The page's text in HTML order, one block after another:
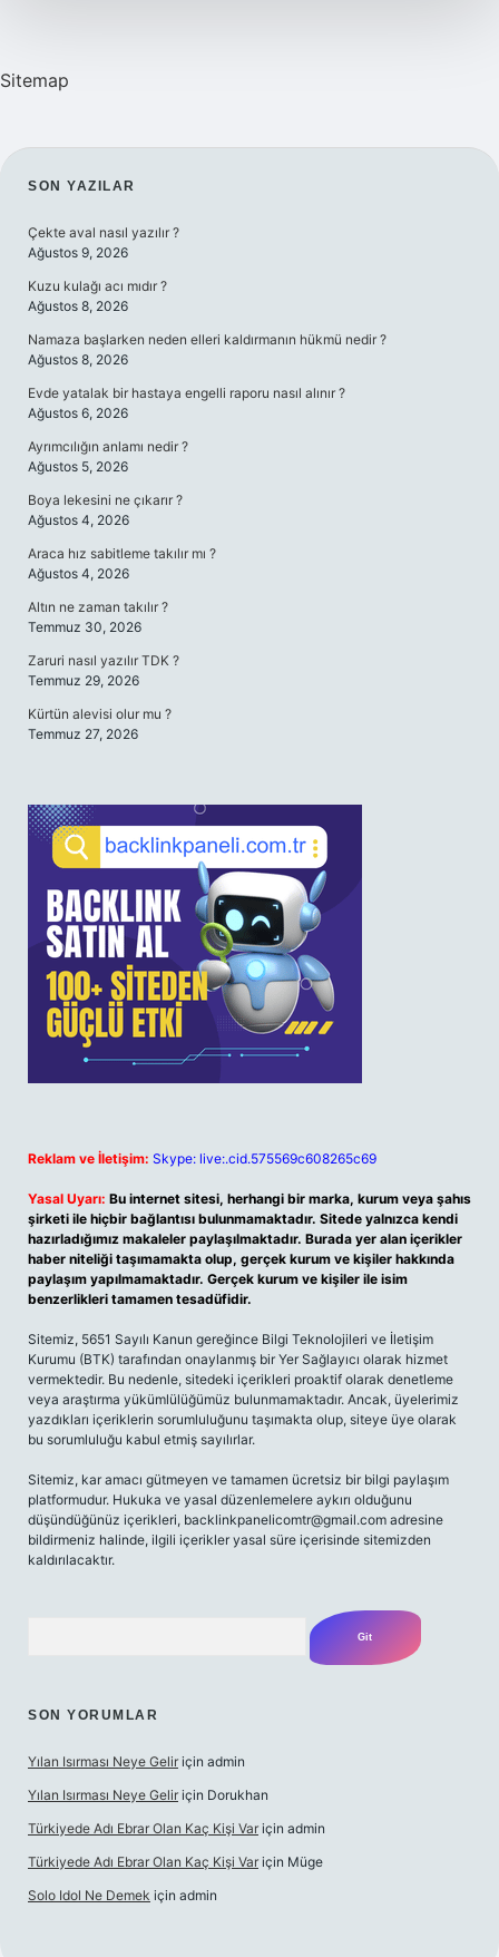
Sitemap
SIDEBAR
SON YAZILAR
Çekte aval nasıl yazılır ?
Ağustos 9, 2026
Kuzu kulağı acı mıdır ?
Ağustos 8, 2026
Namaza başlarken neden elleri kaldırmanın hükmü nedir ?
Ağustos 8, 2026
Evde yatalak bir hastaya engelli raporu nasıl alınır ?
Ağustos 6, 2026
Ayrımcılığın anlamı nedir ?
Ağustos 5, 2026
Boya lekesini ne çıkarır ?
Ağustos 4, 2026
Araca hız sabitleme takılır mı ?
Ağustos 4, 2026
Altın ne zaman takılır ?
Temmuz 30, 2026
Zaruri nasıl yazılır TDK ?
Temmuz 29, 2026
Kürtün alevisi olur mu ?
Temmuz 27, 2026
Reklam ve İletişim: Skype: live:.cid.575569c608265c69
Yasal Uyarı: Bu internet sitesi, herhangi bir marka, kurum veya şahıs
şirketi ile hiçbir bağlantısı bulunmamaktadır. Sitede yalnızca kendi
hazırladığımız makaleler paylaşılmaktadır. Burada yer alan içerikler
haber niteliği taşımamakta olup, gerçek kurum ve kişiler hakkında
paylaşım yapılmamaktadır. Gerçek kurum ve kişiler ile isim
benzerlikleri tamamen tesadüfidir.
Sitemiz, 5651 Sayılı Kanun gereğince Bilgi Teknolojileri ve İletişim
Kurumu (BTK) tarafından onaylanmış bir Yer Sağlayıcı olarak hizmet
vermektedir. Bu nedenle, sitedeki içerikleri proaktif olarak denetleme
veya araştırma yükümlülüğümüz bulunmamaktadır. Ancak, üyelerimiz
yazdıkları içeriklerin sorumluluğunu taşımakta olup, siteye üye olarak
bu sorumluluğu kabul etmiş sayılırlar.
Sitemiz, kar amacı gütmeyen ve tamamen ücretsiz bir bilgi paylaşım
platformudur. Hukuka ve yasal düzenlemelere aykırı olduğunu
düşündüğünüz içerikleri, backlinkpanelicomtr@gmail.com adresine
bildirmeniz halinde, ilgili içerikler yasal süre içerisinde sitemizden
kaldırılacaktır.
SON YORUMLAR
Yılan Isırması Neye Gelir için admin
Yılan Isırması Neye Gelir için Dorukhan
Türkiyede Adı Ebrar Olan Kaç Kişi Var için admin
Türkiyede Adı Ebrar Olan Kaç Kişi Var için Müge
Solo Idol Ne Demek için admin